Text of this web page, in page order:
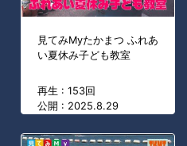
見てみMyたかまつ ふれあ
い夏休み子ども教室
再生 : 153回
公開 : 2025.8.29